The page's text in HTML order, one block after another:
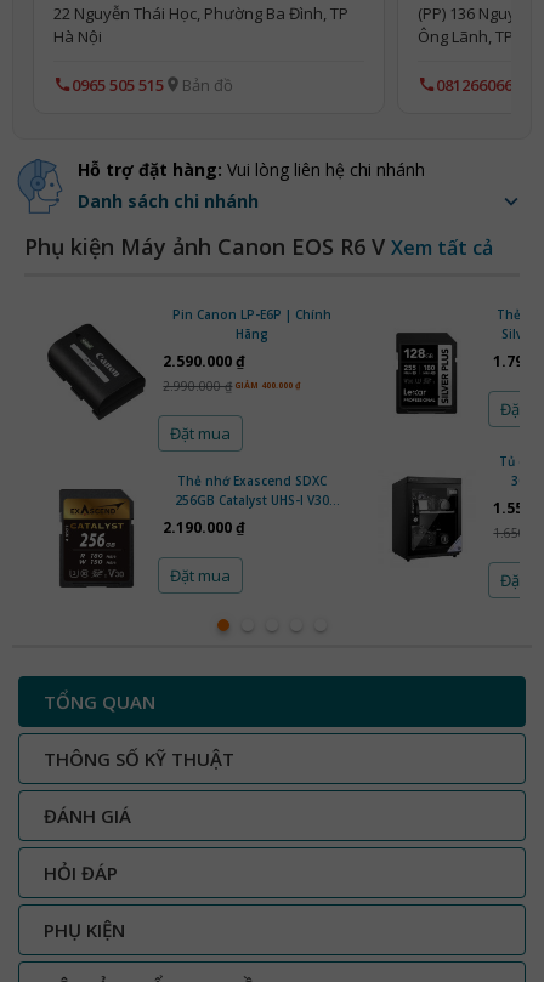
22 Nguyễn Thái Học, Phường Ba Đình, TP
Hà Nội
0965 505 515 Bản đồ
(PP) 136
Ông Lãnh, TP
0812660666
Hỗ trợ đặt hàng: Vui lòng liên hệ chi nhánh
Danh sách chi nhánh
Phụ kiện Máy ảnh Canon EOS R6 V Xem tất cả
Pin Canon LP-E6P | Chính
Hãng
2.590.000 ₫
2.990.000 ₫ GIẢM 400.000 ₫
Đặt mua
Thẻ nhớ Exascend SDXC
256GB Catalyst UHS-I V30
180MB/s 150MB/s | Chính
Hãng
2.190.000 ₫
Đặt mua
Thẻ
Silver
Đặt
Tủ
30C
Đặt
TỔNG QUAN
THÔNG SỐ KỸ THUẬT
ĐÁNH GIÁ
HỎI ĐÁP
PHỤ KIỆN